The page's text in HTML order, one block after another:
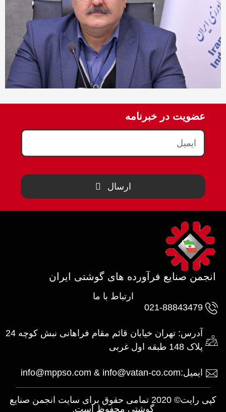
عضویت در خبرنامه
ارسال
انجمن صنایع فرآورده های گوشتی ایران
ارتباط با ما
021-88843479
آدرس: تهران خیابان قائم مقام فراهانی نبش کوچه 24
پلاک 148 طبقه اول غربی
ایمیل:info@mppso.com & info@vatan-co.com
کپی رایت© 2020 تمامی حقوق برای سایت انجمن صنایع
گوشتی محفوظ است.